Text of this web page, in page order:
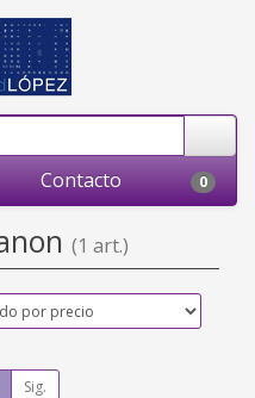
Contacto 0
(1 art.)
Sig.